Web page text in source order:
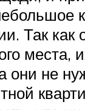
Так как
места,
они не